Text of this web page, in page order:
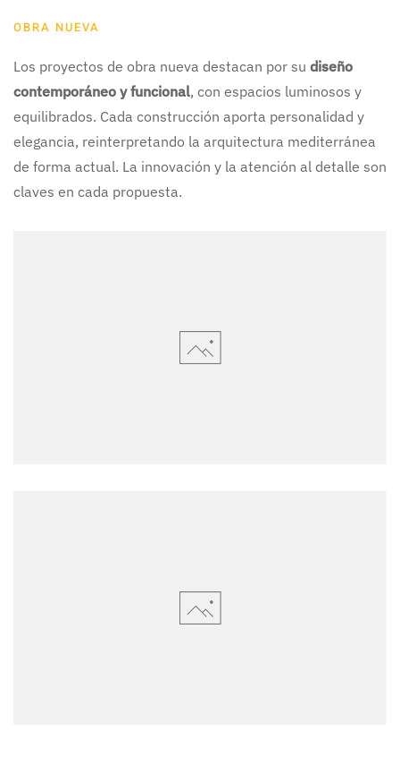
OBRA NUEVA
Los proyectos de obra nueva destacan por su diseño
contemporáneo y funcional, con espacios luminosos y
equilibrados. Cada construcción aporta personalidad y
elegancia, reinterpretando la arquitectura mediterránea
de forma actual. La innovación y la atención al detalle son
claves en cada propuesta.